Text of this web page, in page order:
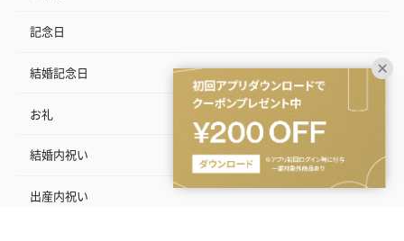
記念日
結婚記念日
お礼
結婚内祝い
出産内祝い